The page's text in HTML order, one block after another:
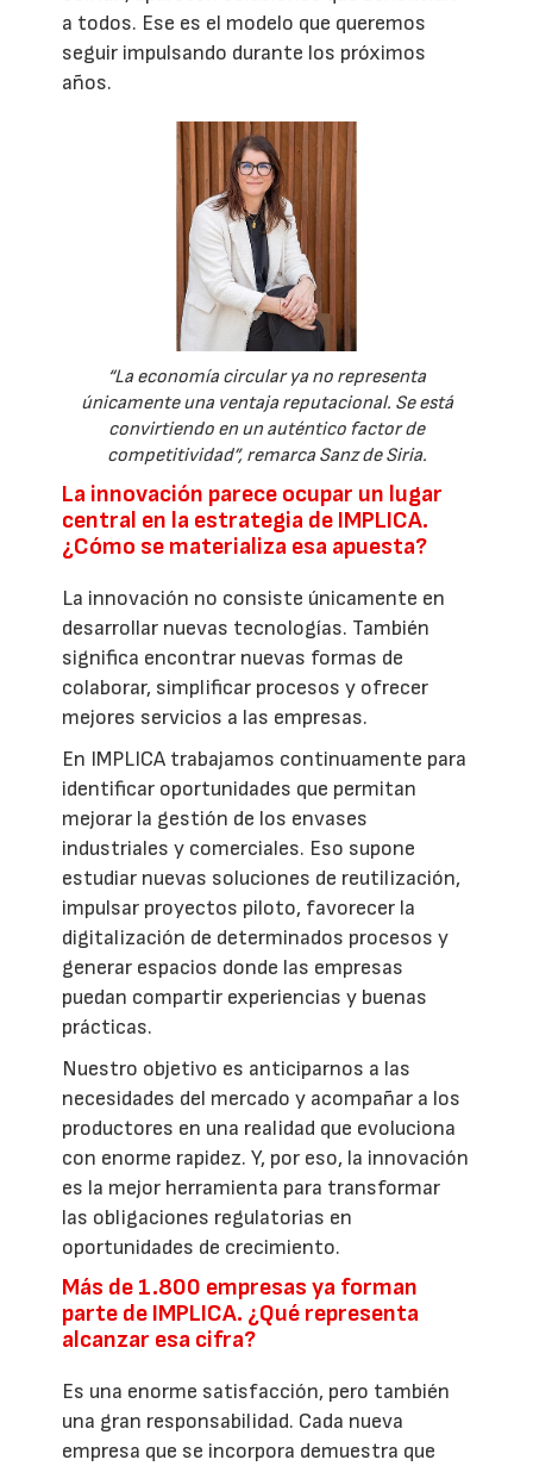
a todos. Ese es el modelo que queremos
seguir impulsando durante los próximos
años.
“La economía circular ya no representa
únicamente una ventaja reputacional. Se está
convirtiendo en un auténtico factor de
competitividad”, remarca Sanz de Siria.
La innovación parece ocupar un lugar
central en la estrategia de IMPLICA.
¿Cómo se materializa esa apuesta?
La innovación no consiste únicamente en
desarrollar nuevas tecnologías. También
significa encontrar nuevas formas de
colaborar, simplificar procesos y ofrecer
mejores servicios a las empresas.
En IMPLICA trabajamos continuamente para
identificar oportunidades que permitan
mejorar la gestión de los envases
industriales y comerciales. Eso supone
estudiar nuevas soluciones de reutilización,
impulsar proyectos piloto, favorecer la
digitalización de determinados procesos y
generar espacios donde las empresas
puedan compartir experiencias y buenas
prácticas.
Nuestro objetivo es anticiparnos a las
necesidades del mercado y acompañar a los
productores en una realidad que evoluciona
con enorme rapidez. Y, por eso, la innovación
es la mejor herramienta para transformar
las obligaciones regulatorias en
oportunidades de crecimiento.
Más de 1.800 empresas ya forman
parte de IMPLICA. ¿Qué representa
alcanzar esa cifra?
Es una enorme satisfacción, pero también
una gran responsabilidad. Cada nueva
empresa que se incorpora demuestra que